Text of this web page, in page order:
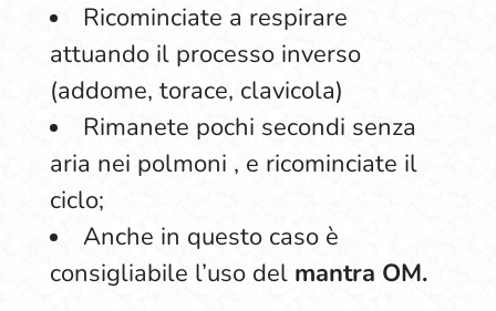
Ricominciate a respirare
attuando il processo inverso
(addome, torace, clavicola)
Rimanete pochi secondi senza
aria nei polmoni , e ricominciate il
ciclo;
Anche in questo caso è
consigliabile l’uso del mantra OM.